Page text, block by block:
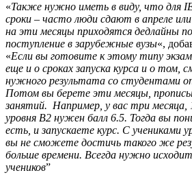
«Также нужно иметь в виду, что для
сроки – часто люди сдают в апреле
на эти месяцы приходятся дедлайны
поступление в зарубежные вузы«,
«Если вы готовите к этому типу
еще и о сроках запуска курса и о том,
нужного результата со студентами
Потом вы берете эти месяцы,
занятий. Например, у вас три месяца,
уровня В2 нужен балл 6.5. Тогда вы
есть, и запускаете курс. С учениками
вы не сможете достичь такого же
больше времени. Всегда нужно
учеников”